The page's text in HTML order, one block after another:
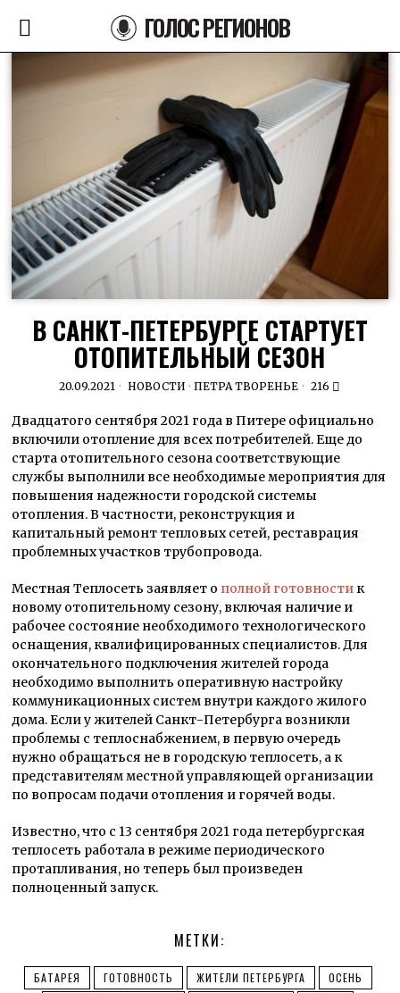
ГОЛОС РЕГИОНОВ
В САНКТ-ПЕТЕРБУРГЕ СТАРТУЕТ
ОТОПИТЕЛЬНЫЙ СЕЗОН
20.09.2021 НОВОСТИ · ПЕТРА ТВОРЕНЬЕ 216
Двадцатого сентября 2021 года в Питере официально
включили отопление для всех потребителей. Еще до
старта отопительного сезона соответствующие
службы выполнили все необходимые мероприятия для
повышения надежности городской системы
отопления. В частности, реконструкция и
капитальный ремонт тепловых сетей, реставрация
проблемных участков трубопровода.
Местная Теплосеть заявляет о полной готовности к
новому отопительному сезону, включая наличие и
рабочее состояние необходимого технологического
оснащения, квалифицированных специалистов. Для
окончательного подключения жителей города
необходимо выполнить оперативную настройку
коммуникационных систем внутри каждого жилого
дома. Если у жителей Санкт-Петербурга возникли
проблемы с теплоснабжением, в первую очередь
нужно обращаться не в городскую теплосеть, а к
представителям местной управляющей организации
по вопросам подачи отопления и горячей воды.
Известно, что с 13 сентября 2021 года петербургская
теплосеть работала в режиме периодического
протапливания, но теперь был произведен
полноценный запуск.
МЕТКИ:
БАТАРЕЯ ГОТОВНОСТЬ ЖИТЕЛИ ПЕТЕРБУРГА
ОСЕНЬ